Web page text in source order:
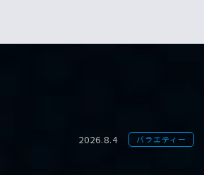
2026.8.4 バラエティー